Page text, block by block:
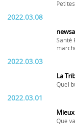
2022.03.08
Santé
2022.03.03
La
Quel
2022.03.01
Que